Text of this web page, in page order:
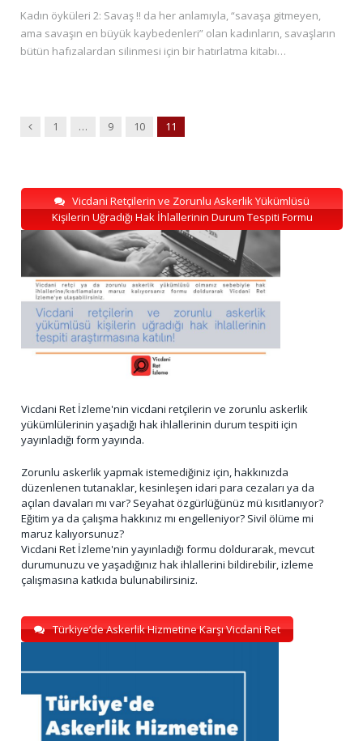
Kadın öyküleri 2: Savaş !! da her anlamıyla, “savaşa gitmeyen,
ama savaşın en büyük kaybedenleri” olan kadınların, savaşların
bütün hafızalardan silinmesi için bir hatırlatma kitabı…
Previous
1 … 9 10 11
Vicdani Retçilerin ve Zorunlu Askerlik Yükümlüsü
Kişilerin Uğradığı Hak İhlallerinin Durum Tespiti Formu
Vicdani Ret İzleme'nin vicdani retçilerin ve zorunlu askerlik
yükümlülerinin yaşadığı hak ihlallerinin durum tespiti için
yayınladığı form yayında.
Zorunlu askerlik yapmak istemediğiniz için, hakkınızda
düzenlenen tutanaklar, kesinleşen idari para cezaları ya da
açılan davaları mı var? Seyahat özgürlüğünüz mü kısıtlanıyor?
Eğitim ya da çalışma hakkınız mı engelleniyor? Sivil ölüme mi
maruz kalıyorsunuz?
Vicdani Ret İzleme'nin yayınladığı formu doldurarak, mevcut
durumunuzu ve yaşadığınız hak ihlallerini bildirebilir, izleme
çalışmasına katkıda bulunabilirsiniz.
Türkiye’de Askerlik Hizmetine Karşı Vicdani Ret